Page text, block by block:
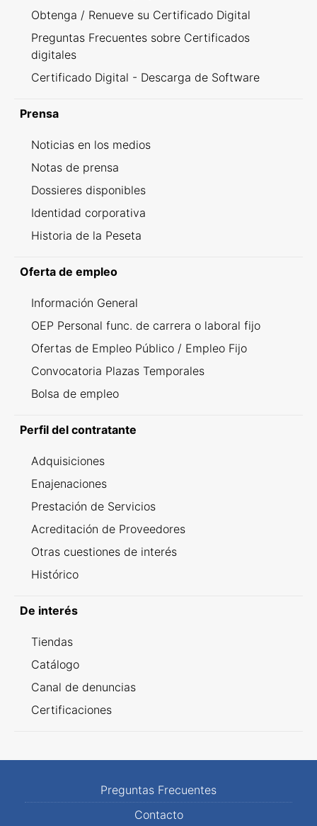
Obtenga / Renueve su Certificado Digital
Preguntas Frecuentes sobre Certificados
digitales
Certificado Digital - Descarga de Software
Prensa
Noticias en los medios
Notas de prensa
Dossieres disponibles
Identidad corporativa
Historia de la Peseta
Oferta de empleo
Información General
OEP Personal func. de carrera o laboral fijo
Ofertas de Empleo Público / Empleo Fijo
Convocatoria Plazas Temporales
Bolsa de empleo
Perfil del contratante
Adquisiciones
Enajenaciones
Prestación de Servicios
Acreditación de Proveedores
Otras cuestiones de interés
Histórico
De interés
Tiendas
Catálogo
Canal de denuncias
Certificaciones
Preguntas Frecuentes
Contacto